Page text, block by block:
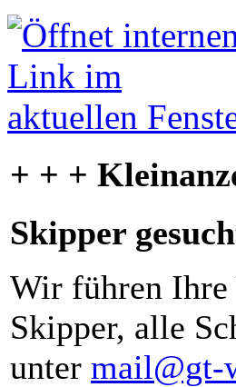
+ + +
Skipper
Wir führen Ihre
Skipper, alle
unter mail@gt-